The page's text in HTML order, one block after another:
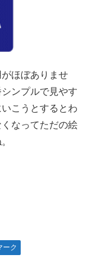
ほぼありませ
ンプルで見やす
こうとするとわ
なってただの絵
ーク